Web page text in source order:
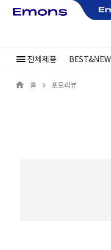
전체제품 BEST&NEW
홈 포토리뷰